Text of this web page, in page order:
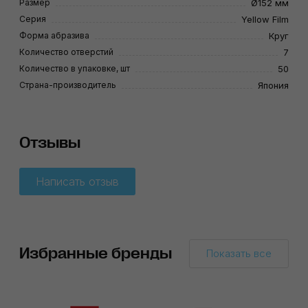
Размер Ø152 мм
Серия Yellow Film
Форма абразива Круг
Количество отверстий 7
Количество в упаковке, шт 50
Страна-производитель Япония
Отзывы
Написать отзыв
Избранные бренды Показать все